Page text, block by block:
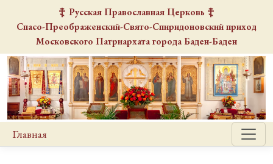
Русская Православная Церковь
Спасо-Преображенский-Свято-Спиридоновский приход
Московского Патриархата города Баден-Баден
Главная